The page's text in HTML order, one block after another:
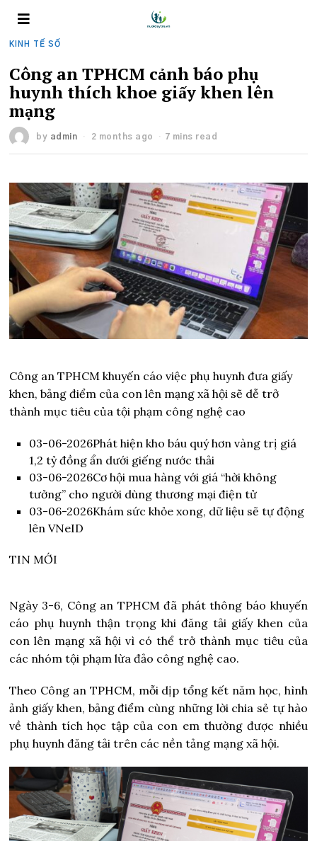
KINH TẾ SỐ
Công an TPHCM cảnh báo phụ
huynh thích khoe giấy khen lên
mạng
by admin 2 months ago 7 mins read
Công an TPHCM khuyến cáo việc phụ huynh đưa giấy
khen, bảng điểm của con lên mạng xã hội sẽ dễ trở
thành mục tiêu của tội phạm công nghệ cao
03-06-2026Phát hiện kho báu quý hơn vàng trị giá
1,2 tỷ đồng ẩn dưới giếng nước thải
03-06-2026Cơ hội mua hàng với giá “hời không
tưởng” cho người dùng thương mại điện tử
03-06-2026Khám sức khỏe xong, dữ liệu sẽ tự động
lên VNeID
TIN MỚI
Ngày 3-6, Công an TPHCM đã phát thông báo khuyến
cáo phụ huynh thận trọng khi đăng tải giấy khen của
con lên mạng xã hội vì có thể trở thành mục tiêu của
các nhóm tội phạm lừa đảo công nghệ cao.
Theo Công an TPHCM, mỗi dịp tổng kết năm học, hình
ảnh giấy khen, bảng điểm cùng những lời chia sẻ tự hào
về thành tích học tập của con em thường được nhiều
phụ huynh đăng tải trên các nền tảng mạng xã hội.